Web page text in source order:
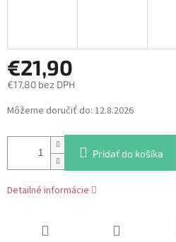
€21,90
€17,80 bez DPH
Jednotková
cena:
Môžeme doručiť do: 12.8.2026
Pridať do košíka
Detailné informácie